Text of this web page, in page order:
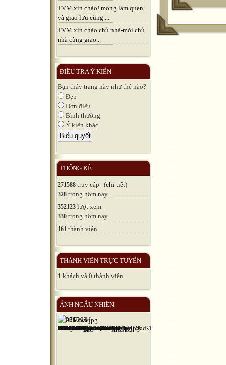
TVM xin chào! mong làm quen
và giao lưu cùng....
TVM xin chào chủ nhà-mời chủ
nhà cùng giao...
ĐIỀU TRA Ý KIẾN
Bạn thấy trang này như thế nào?
Đẹp
Đơn điệu
Bình thường
Ý kiến khác
THỐNG KÊ
271588 truy cập (chi tiết)
328 trong hôm nay
352123 lượt xem
330 trong hôm nay
161 thành viên
THÀNH VIÊN TRỰC TUYẾN
1 khách và 0 thành viên
ẢNH NGẪU NHIÊN